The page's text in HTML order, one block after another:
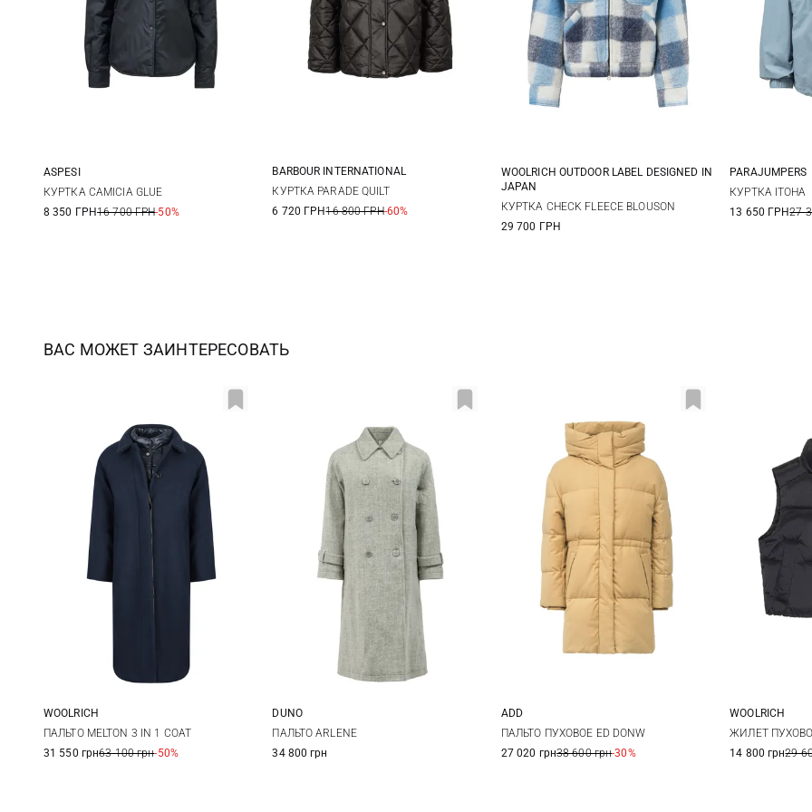
XS S
ASPESI
КУРТКА CAMICIA GLUE
8 350 ГРН16 700 ГРН-50%
10 12
BARBOUR INTERNATIONAL
КУРТКА PARADE QUILT
6 720 ГРН16 800 ГРН-60%
XS
WOOLRICH OUTDOOR LABEL DESIGNED IN
JAPAN
КУРТКА CHECK FLEECE BLOUSON
29 700 ГРН
XS
PARAJUMPERS
КУРТКА ITOHA
13 650 ГРН27
ВАС МОЖЕТ ЗАИНТЕРЕСОВАТЬ
XS S M
WOOLRICH
ПАЛЬТО MELTON 3 IN 1 COAT
31 550 грн63 100 грн-50%
38 40
DUNO
ПАЛЬТО ARLENE
34 800 грн
40 42
ADD
ПАЛЬТО ПУХОВОЕ ED DONW
27 020 грн38 600 грн-30%
XS S
WOOLRICH
ЖИЛЕТ
14 800 грн29